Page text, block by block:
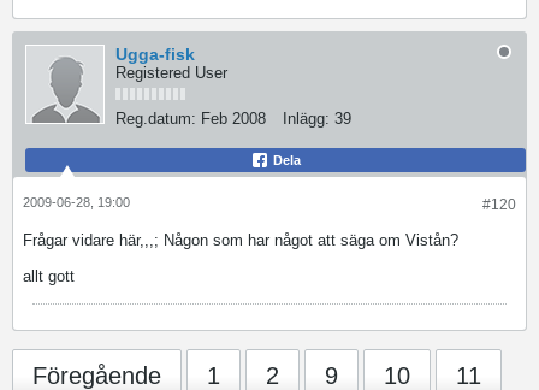
Ugga-fisk
Registered User
Reg.datum: Feb 2008 Inlägg: 39
Dela
#120
2009-06-28, 19:00
Frågar vidare här,,,; Någon som har något att säga om Vistån?
allt gott
Föregående 1 2 9 10 11